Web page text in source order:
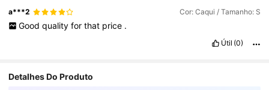
a***2 Cor: Caqui / Tamanho: S
Good quality for that price .
Útil (0)
Detalhes Do Produto